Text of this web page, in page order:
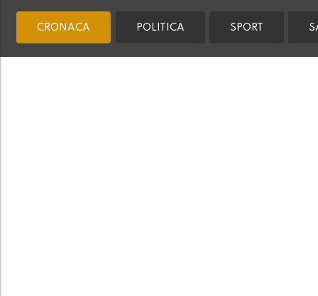
CRONACA POLITICA SPORT